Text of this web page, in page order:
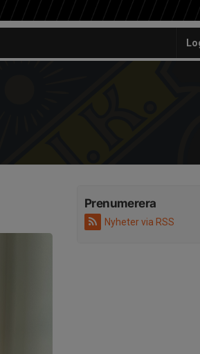
Prenumerera
Nyheter via RSS